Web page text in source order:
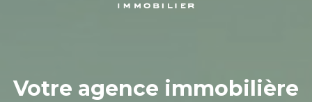
Votre agence immobilière